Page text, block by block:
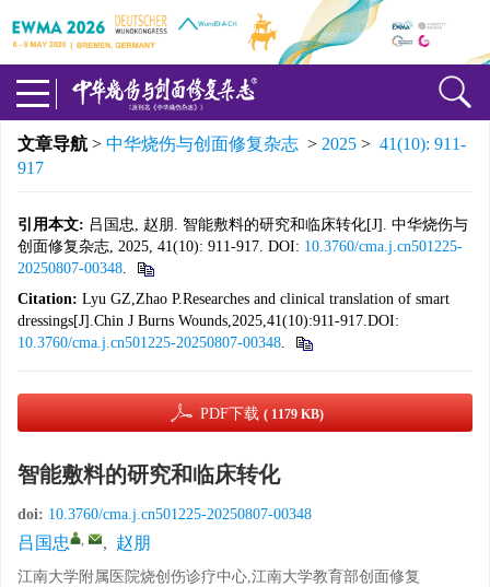
文章导航 > 中华烧伤与创面修复杂志 > 2025 > 41(10): 911-
917
引用本文: 吕国忠, 赵朋. 智能敷料的研究和临床转化[J]. 中华烧伤与
创面修复杂志, 2025, 41(10): 911-917. DOI: 10.3760/cma.j.cn501225-
20250807-00348.
Citation: Lyu GZ,Zhao P.Researches and clinical translation of smart
dressings[J].Chin J Burns Wounds,2025,41(10):911-917.DOI:
10.3760/cma.j.cn501225-20250807-00348.
PDF下载 ( 1179 KB)
智能敷料的研究和临床转化
doi: 10.3760/cma.j.cn501225-20250807-00348
吕国忠 , , 赵朋
江南大学附属医院烧创伤诊疗中心,江南大学教育部创面修复